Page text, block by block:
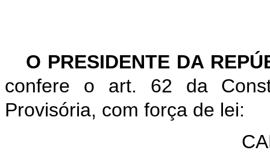
O PRESIDENTE DA
confere o art. 62 da
Provisória, com força de lei: